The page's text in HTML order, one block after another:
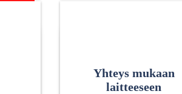
Yhteys mukaan
laitteeseen